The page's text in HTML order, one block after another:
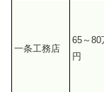
一条工務店
65～80
円